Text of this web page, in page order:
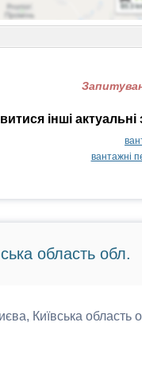
інші
вантажні
область обл.
Київська